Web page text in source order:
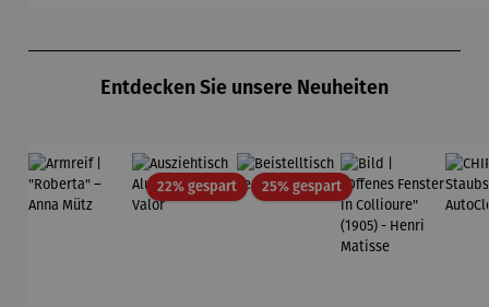
Entdecken Sie unsere Neuheiten
22% gespartRabatt25% gespartRabatt